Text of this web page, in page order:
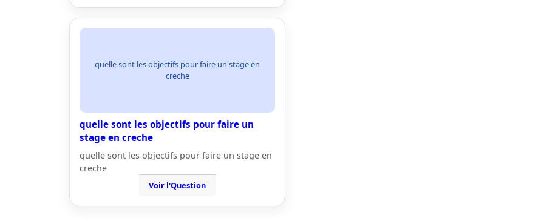
quelle sont les objectifs pour faire un stage en
creche
quelle sont les objectifs pour faire un
stage en creche
quelle sont les objectifs pour faire un stage en
creche
Voir l'Question